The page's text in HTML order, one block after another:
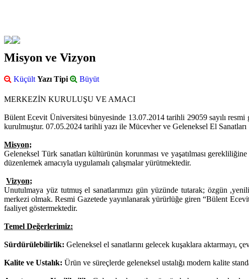
Misyon ve Vizyon
Küçült Yazı Tipi Büyüt
MERKEZİN KURULUŞU VE AMACI
Bülent Ecevit Üniversitesi bünyesinde 13.07.2014 tarihli 29059 sayılı
kurulmuştur. 07.05.2024 tarihli yazı ile Mücevher ve Geleneksel El
Misyon;
Geleneksel Türk sanatları kültürünün korunması ve yaşatılması
düzenlemek amacıyla uygulamalı çalışmalar yürütmektedir.
Vizyon;
Unutulmaya yüz tutmuş el sanatlarımızı gün yüzünde tutarak; özgün
merkezi olmak. Resmi Gazetede yayınlanarak yürürlüğe giren “Bülent
faaliyet göstermektedir.
Temel Değerlerimiz:
Sürdürülebilirlik: Geleneksel el sanatlarını gelecek kuşaklara aktarmayı,
Kalite ve Ustalık: Ürün ve süreçlerde geleneksel ustalığı modern kalite